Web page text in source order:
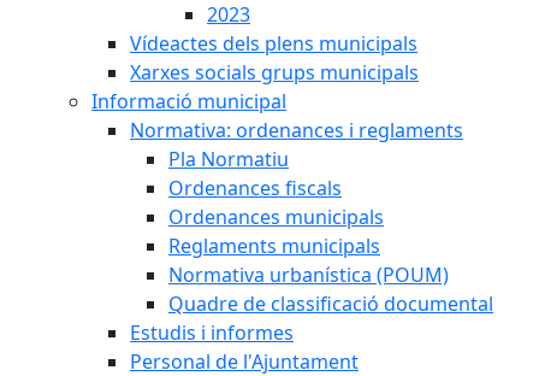
2023
Vídeactes dels plens municipals
Xarxes socials grups municipals
Informació municipal
Normativa: ordenances i reglaments
Pla Normatiu
Ordenances fiscals
Ordenances municipals
Reglaments municipals
Normativa urbanística (POUM)
Quadre de classificació documental
Estudis i informes
Personal de l'Ajuntament